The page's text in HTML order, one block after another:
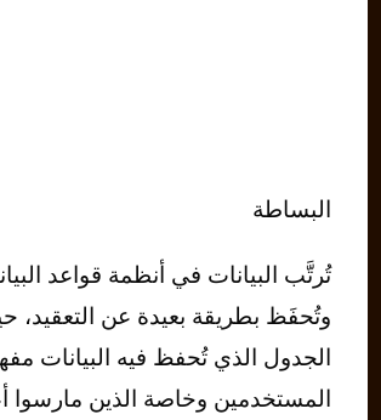
البساطة
تُرتَّب البيانات في أنظمة قواعد
وتُحفَظ بطريقة بعيدة عن التعقيد،
الجدول الذي تُحفظ فيه البيانات
المستخدمين وخاصة الذين مارسوا